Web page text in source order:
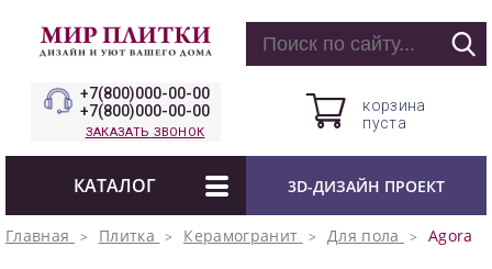
+7(800)000-00-00
+7(800)000-00-00
ЗАКАЗАТЬ ЗВОНОК
корзина
пуста
КАТАЛОГ 3D-ДИЗАЙН ПРОЕКТ
Главная Плитка Керамогранит Для пола Agora